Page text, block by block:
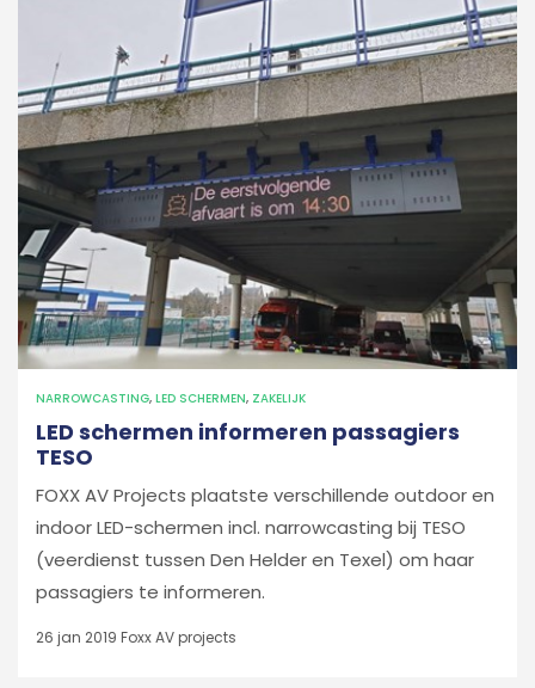
NARROWCASTING, LED SCHERMEN, ZAKELIJK
LED schermen informeren passagiers
TESO
FOXX AV Projects plaatste verschillende outdoor en
indoor LED-schermen incl. narrowcasting bij TESO
(veerdienst tussen Den Helder en Texel) om haar
passagiers te informeren.
26 jan 2019 Foxx AV projects